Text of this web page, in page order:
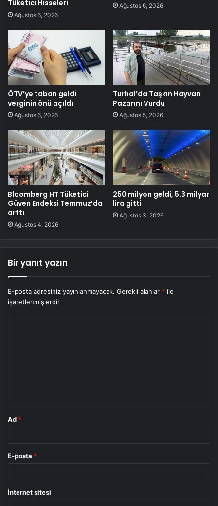
Tüketici Hisseleri
Ağustos 6, 2026
Ağustos 6, 2026
ÖTV’ye taban geldi
verginin önü açıldı
Ağustos 6, 2026
Turhal’da Taşkın Hayvan
Pazarını Vurdu
Ağustos 5, 2026
Bloomberg HT Tüketici
Güven Endeksi Temmuz’da
arttı
Ağustos 4, 2026
250 milyon geldi, 5.3 milyar
lira gitti
Ağustos 3, 2026
Bir yanıt yazın
E-posta adresiniz yayınlanmayacak. Gerekli alanlar * ile
işaretlenmişlerdir
Ad *
E-posta *
İnternet sitesi